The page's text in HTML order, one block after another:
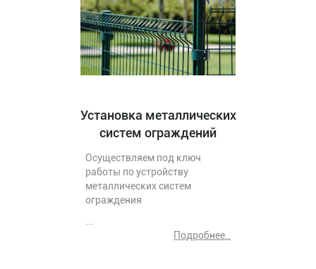
Установка металлических
систем ограждений
Осуществляем под ключ
работы по устройству
металлических систем
ограждения
Подробнее..